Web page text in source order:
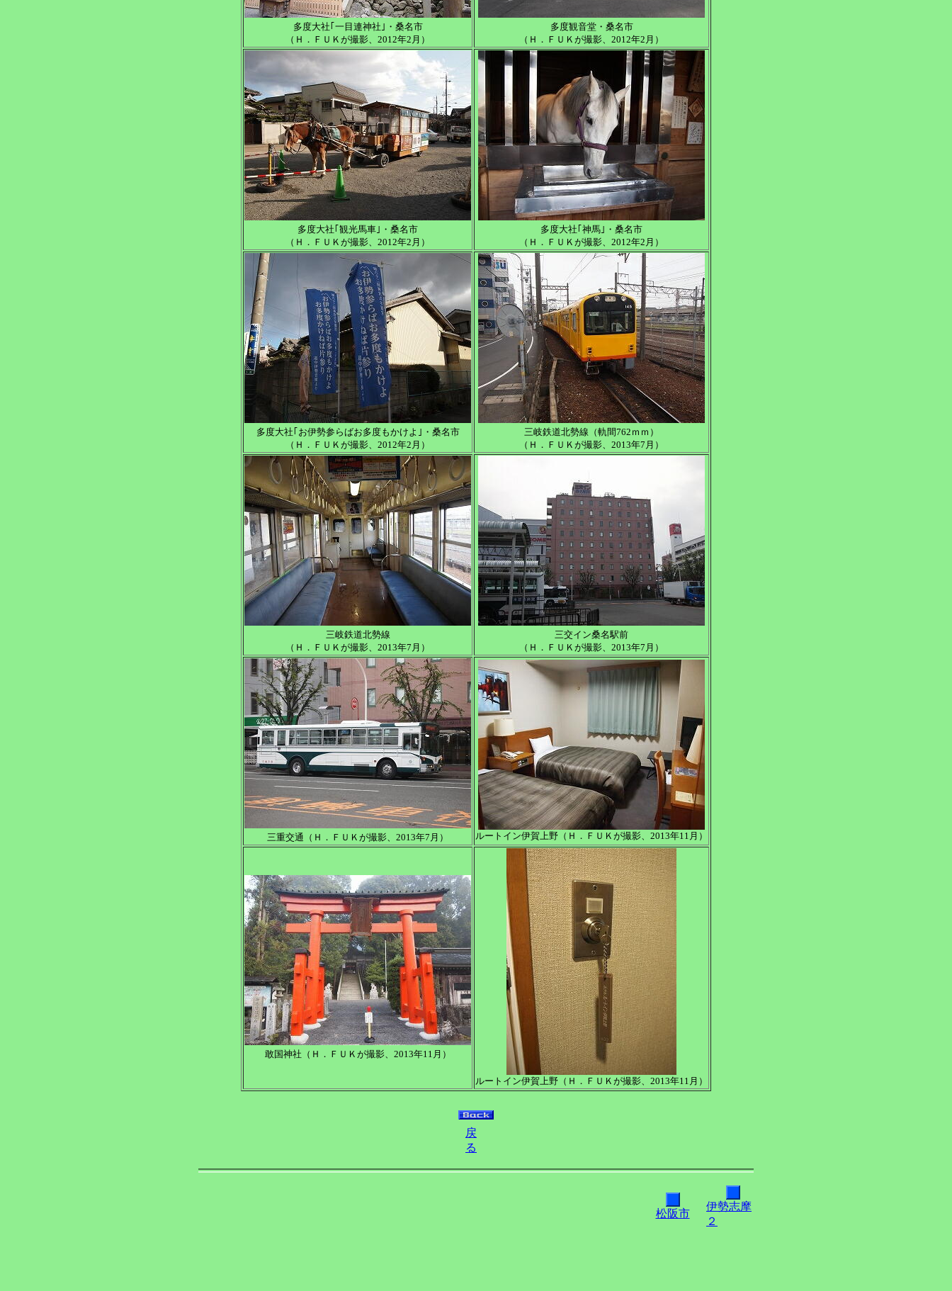
多度大社｢一目連神社｣・桑名市
（Ｈ．ＦＵＫが撮影、2012年2月）
多度観音堂・桑名市
（Ｈ．ＦＵＫが撮影、2012年2月）
多度大社｢観光馬車｣・桑名市
（Ｈ．ＦＵＫが撮影、2012年2月）
多度大社｢神馬｣・桑名市
（Ｈ．ＦＵＫが撮影、2012年2月）
多度大社｢お伊勢参らばお多度もかけよ｣・桑名市
（Ｈ．ＦＵＫが撮影、2012年2月）
三岐鉄道北勢線（軌間762ｍｍ）
（Ｈ．ＦＵＫが撮影、2013年7月）
三岐鉄道北勢線
（Ｈ．ＦＵＫが撮影、2013年7月）
三交イン桑名駅前
（Ｈ．ＦＵＫが撮影、2013年7月）
三重交通（Ｈ．ＦＵＫが撮影、2013年7月） ルートイン伊賀上野（Ｈ．ＦＵＫが撮影、2013年11月）
敢国神社（Ｈ．ＦＵＫが撮影、2013年11月）
ルートイン伊賀上野（Ｈ．ＦＵＫが撮影、2013年11月）
戻
る
松阪市
伊勢志摩
２